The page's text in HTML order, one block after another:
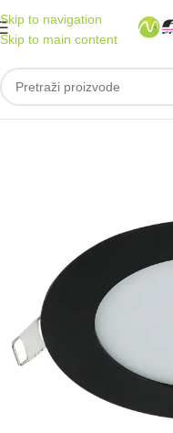
Skip to navigation
Skip to main content